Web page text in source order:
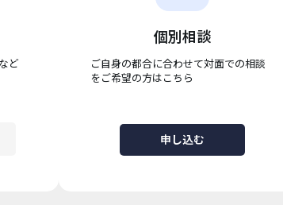
ど
個別相談
ご自身の都合に合わせて対面での相談
をご希望の方はこちら
申し込む